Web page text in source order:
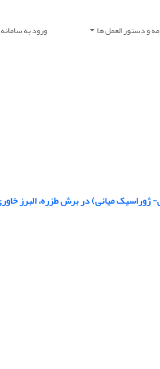
و دستور العمل ها ورود به سامانه
میانی) در برش طزره، البرز